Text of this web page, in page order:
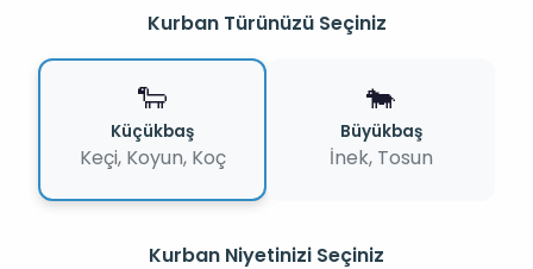
Kurban Türünüzü Seçiniz
🐑
Küçükbaş
Keçi, Koyun, Koç
🐄
Büyükbaş
İnek, Tosun
Kurban Niyetinizi Seçiniz